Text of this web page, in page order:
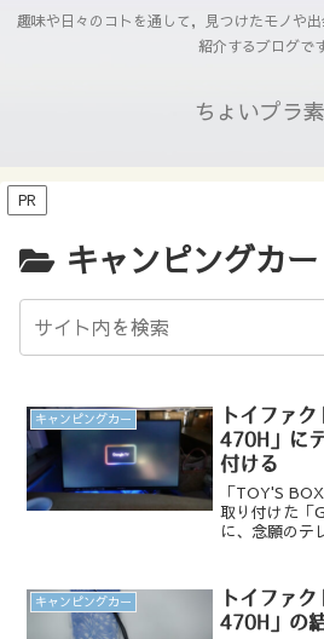
趣味や日々のコトを通して，見つけたモノや
紹介するブログです
ちょいプラ
PR
キャンピングカー
キャンピングカー
トイファ
470H」に
付ける
「TOY'S
取り付けた「
に、念願のテ
た。ポータブ
るだけでネ
たので、車中
ました。
キャンピングカー
トイファ
470H」の